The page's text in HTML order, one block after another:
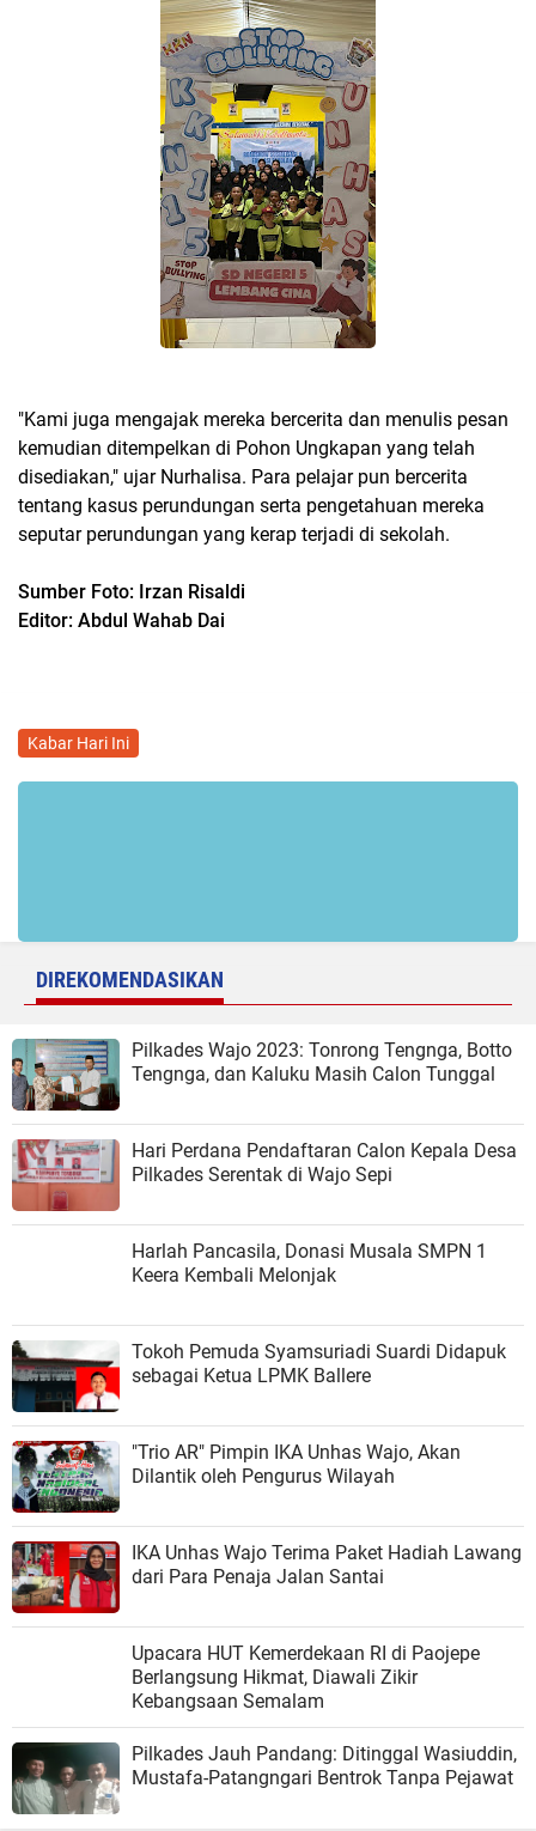
"Kami juga mengajak mereka bercerita dan menulis pesan
kemudian ditempelkan di Pohon Ungkapan yang telah
disediakan," ujar Nurhalisa. Para pelajar pun bercerita
tentang kasus perundungan serta pengetahuan mereka
seputar perundungan yang kerap terjadi di sekolah.
Sumber Foto: Irzan Risaldi
Editor: Abdul Wahab Dai
Kabar Hari Ini
DIREKOMENDASIKAN
Pilkades Wajo 2023: Tonrong Tengnga, Botto
Tengnga, dan Kaluku Masih Calon Tunggal
Hari Perdana Pendaftaran Calon Kepala Desa
Pilkades Serentak di Wajo Sepi
Harlah Pancasila, Donasi Musala SMPN 1
Keera Kembali Melonjak
Tokoh Pemuda Syamsuriadi Suardi Didapuk
sebagai Ketua LPMK Ballere
"Trio AR" Pimpin IKA Unhas Wajo, Akan
Dilantik oleh Pengurus Wilayah
IKA Unhas Wajo Terima Paket Hadiah Lawang
dari Para Penaja Jalan Santai
Upacara HUT Kemerdekaan RI di Paojepe
Berlangsung Hikmat, Diawali Zikir
Kebangsaan Semalam
Pilkades Jauh Pandang: Ditinggal Wasiuddin,
Mustafa-Patangngari Bentrok Tanpa Pejawat